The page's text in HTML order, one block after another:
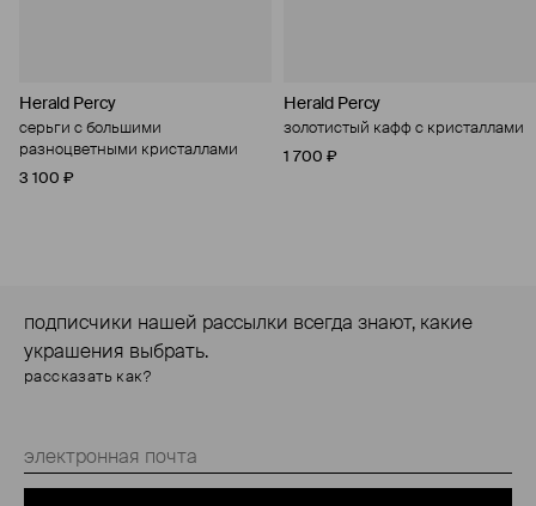
Herald Percy
серьги с большими
разноцветными кристаллами
3 100 ₽
Herald Percy
золотистый кафф с кристаллами
1 700 ₽
подписчики нашей рассылки всегда знают, какие
украшения выбрать.
рассказать как?